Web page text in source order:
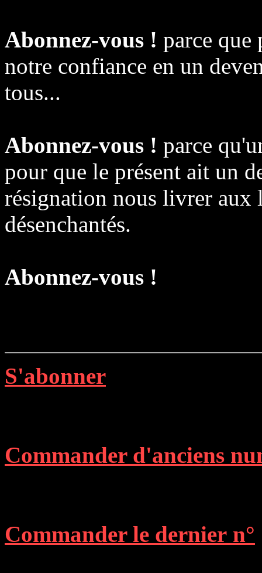
Abonnez-vous ! parce que
notre confiance en un
tous...
Abonnez-vous ! parce
pour que le présent ait un
résignation nous livrer aux
désenchantés.
Abonnez-vous !
S'abonner
Commander d'anciens
Commander le dernier n°